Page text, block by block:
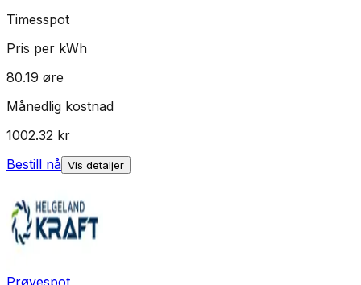
Timesspot
Pris per kWh
80.19 øre
Månedlig kostnad
1002.32 kr
Bestill nå Vis detaljer